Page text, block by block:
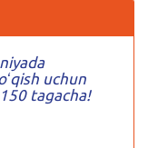
uchun
tagacha!